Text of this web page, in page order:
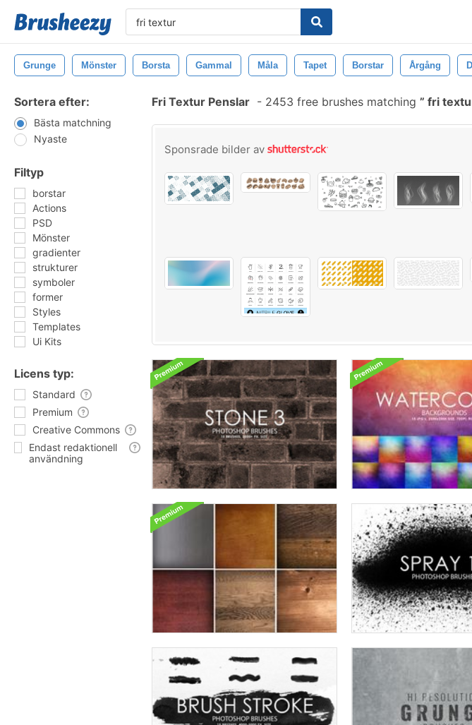
Grunge Mönster Borsta Gammal Måla Tapet Borstar Årgång
Sortera efter:
Bästa matchning
Nyaste
Filtyp
borstar
Actions
PSD
Mönster
gradienter
strukturer
symboler
former
Styles
Templates
Ui Kits
Licens typ:
Standard
Premium
Creative Commons
Endast redaktionell
användning
Fri Textur Penslar - 2453 free brushes matching fri
Sponsrade bilder av